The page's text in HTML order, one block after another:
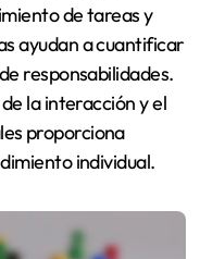
de tareas y
ayudan a cuantificar
responsabilidades.
la interacción y el
proporciona
individual.